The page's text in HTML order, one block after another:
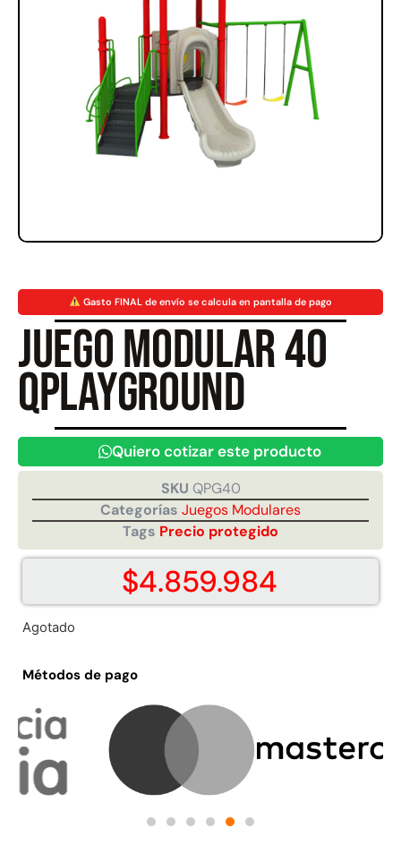
Gasto FINAL de envío se calcula en pantalla de pago
Juego Modular 40
QplayGround
Quiero cotizar este producto
SKU QPG40
Categorías Juegos Modulares
Tags Precio protegido
$4.859.984
Agotado
Métodos de pago
Rampa Móvil Hidráulica
carga 10ton
22.711.412
11.790.000
Juego Modular 35
QplayGround
$
Juego Modular 40
QplayGround
$4.859.984
Leer más
50%
Juego Modular 25
QplayGround
$9.558.557
$4.790.000
Agregar al carrito
Juego Modular 02
Juego Modular 01